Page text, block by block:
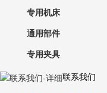
专用机床
通用部件
专用夹具
联系我们